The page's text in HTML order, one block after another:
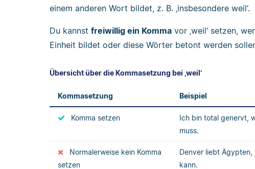
einem anderen Wort bildet, z. B. ‚insbesondere weil‘.
Du kannst freiwillig ein Komma vor ‚weil‘ setzen,
Einheit bildet oder diese Wörter betont werden
Übersicht über die Kommasetzung bei ‚weil‘
Kommasetzung Beispiel
Komma setzen Ich bin total genervt,
muss.
Normalerweise kein Komma
setzen
Denver liebt Ägypten,
kann.